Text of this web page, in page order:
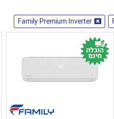
Family Premium Inverter